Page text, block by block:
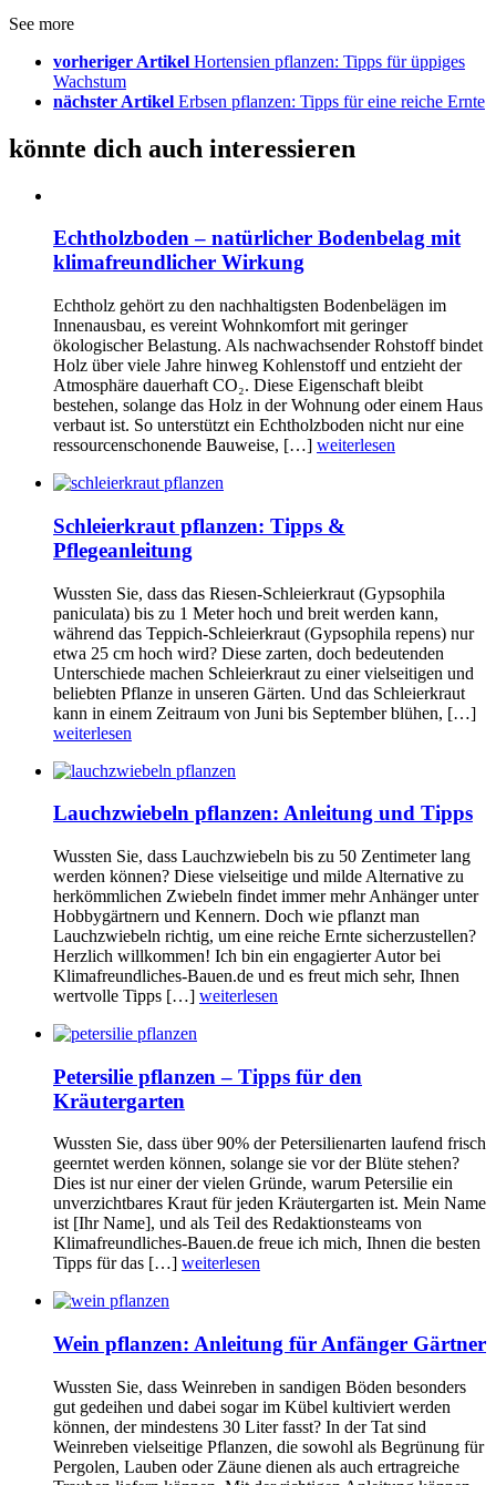
See more
vorheriger Artikel Hortensien pflanzen: Tipps für üppiges
Wachstum
nächster Artikel Erbsen pflanzen: Tipps für eine reiche Ernte
könnte dich auch interessieren
Echtholzboden – natürlicher Bodenbelag mit
klimafreundlicher Wirkung
Echtholz gehört zu den nachhaltigsten Bodenbelägen im
Innenausbau, es vereint Wohnkomfort mit geringer
ökologischer Belastung. Als nachwachsender Rohstoff bindet
Holz über viele Jahre hinweg Kohlenstoff und entzieht der
Atmosphäre dauerhaft CO₂. Diese Eigenschaft bleibt
bestehen, solange das Holz in der Wohnung oder einem Haus
verbaut ist. So unterstützt ein Echtholzboden nicht nur eine
ressourcenschonende Bauweise, […] weiterlesen
Schleierkraut pflanzen: Tipps &
Pflegeanleitung
Wussten Sie, dass das Riesen-Schleierkraut (Gypsophila
paniculata) bis zu 1 Meter hoch und breit werden kann,
während das Teppich-Schleierkraut (Gypsophila repens) nur
etwa 25 cm hoch wird? Diese zarten, doch bedeutenden
Unterschiede machen Schleierkraut zu einer vielseitigen und
beliebten Pflanze in unseren Gärten. Und das Schleierkraut
kann in einem Zeitraum von Juni bis September blühen, […]
weiterlesen
Lauchzwiebeln pflanzen: Anleitung und Tipps
Wussten Sie, dass Lauchzwiebeln bis zu 50 Zentimeter lang
werden können? Diese vielseitige und milde Alternative zu
herkömmlichen Zwiebeln findet immer mehr Anhänger unter
Hobbygärtnern und Kennern. Doch wie pflanzt man
Lauchzwiebeln richtig, um eine reiche Ernte sicherzustellen?
Herzlich willkommen! Ich bin ein engagierter Autor bei
Klimafreundliches-Bauen.de und es freut mich sehr, Ihnen
wertvolle Tipps […] weiterlesen
Petersilie pflanzen – Tipps für den
Kräutergarten
Wussten Sie, dass über 90% der Petersilienarten laufend frisch
geerntet werden können, solange sie vor der Blüte stehen?
Dies ist nur einer der vielen Gründe, warum Petersilie ein
unverzichtbares Kraut für jeden Kräutergarten ist. Mein Name
ist [Ihr Name], und als Teil des Redaktionsteams von
Klimafreundliches-Bauen.de freue ich mich, Ihnen die besten
Tipps für das […] weiterlesen
Wein pflanzen: Anleitung für Anfänger Gärtner
Wussten Sie, dass Weinreben in sandigen Böden besonders
gut gedeihen und dabei sogar im Kübel kultiviert werden
können, der mindestens 30 Liter fasst? In der Tat sind
Weinreben vielseitige Pflanzen, die sowohl als Begrünung für
Pergolen, Lauben oder Zäune dienen als auch ertragreiche